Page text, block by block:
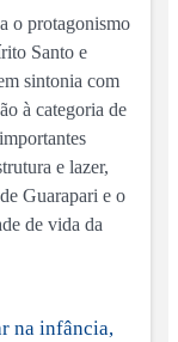
o protagonismo
Santo e
sintonia com
à categoria de
e lazer,
Guarapari e o
de vida da
na infância,